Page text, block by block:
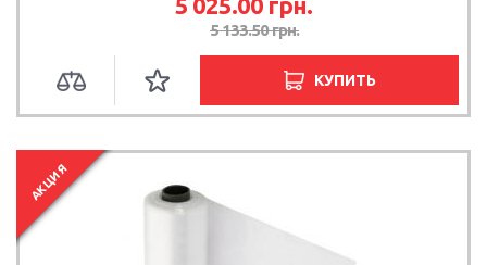
5 133.50 грн.
КУПИТЬ
АКЦИЯ